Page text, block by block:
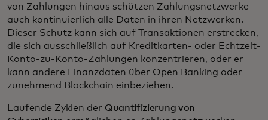
von Zahlungen hinaus schützen Zahlungsnetzwerke
auch kontinuierlich alle Daten in ihren Netzwerken.
Dieser Schutz kann sich auf Transaktionen erstrecken,
die sich ausschließlich auf Kreditkarten- oder Echtzeit-
Konto-zu-Konto-Zahlungen konzentrieren, oder er
kann andere Finanzdaten über Open Banking oder
zunehmend Blockchain einbeziehen.
Laufende Zyklen der Quantifizierung von